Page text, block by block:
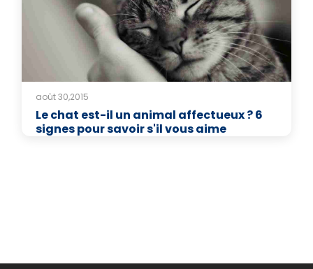
août 30,2015
Le chat est-il un animal affectueux ? 6
signes pour savoir s'il vous aime